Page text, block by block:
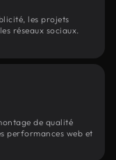
les projets
réseaux sociaux.
de qualité
performances web et